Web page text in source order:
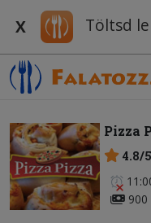
X Töltsd
Pizza
4.8/
900